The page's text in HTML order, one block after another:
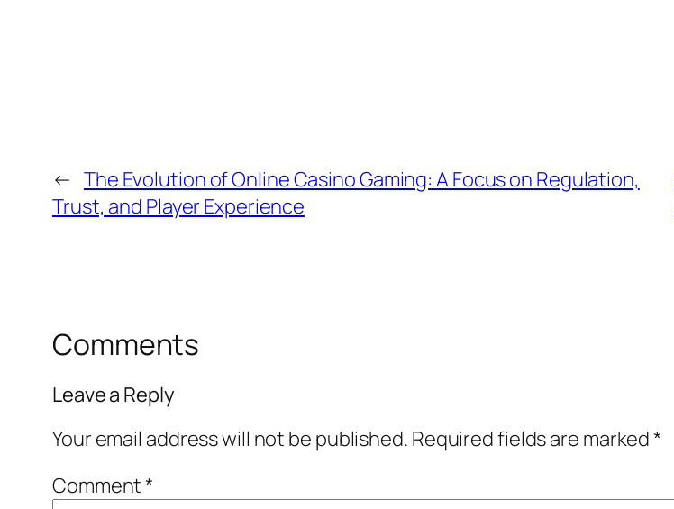
← The Evolution of Online Casino Gaming: A Focus on Regulation,
Trust, and Player Experience
Comments
Leave a Reply
Your email address will not be published. Required fields are marked*
Comment*